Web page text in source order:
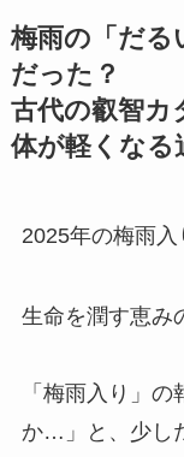
梅雨の「だる
だった？
古代の叡智カ
体が軽くなる
2025年の梅雨入
生命を潤す恵み
「梅雨入り」
か…」と、少し